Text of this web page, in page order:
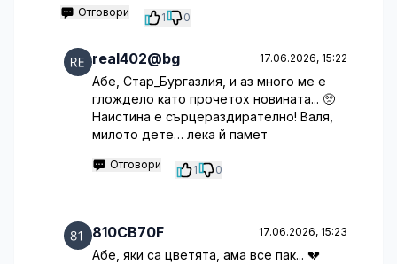
Отговори 1 0
real402@bg 17.06.2026, 15:22
Абе, Стар_Бургазлия, и аз много ме е
глождело като прочетох новината... 🥺
Наистина е сърцераздирателно! Валя,
милото дете… лека й памет
Отговори 1 0
810CB70F 17.06.2026, 15:23
Абе, яки са цветята, ама все пак... 💔